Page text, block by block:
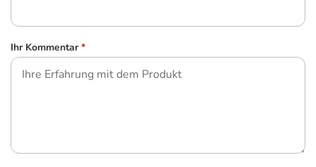
Ihr Kommentar *